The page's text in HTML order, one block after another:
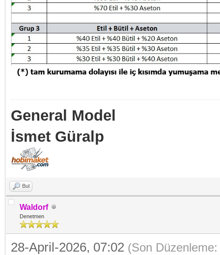
General Model
İsmet Güralp
Bul
Waldorf
Denetmen
28-April-2026, 07:02 (Son